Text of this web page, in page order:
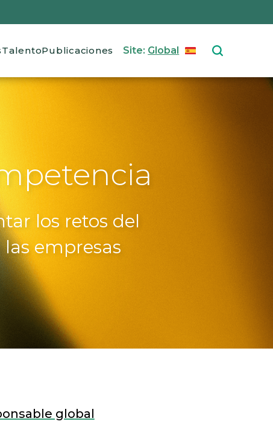
TalentoPublicaciones Site: GlobalSelect your
los retos del
empresas
global